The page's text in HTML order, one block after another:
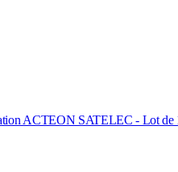
ACTEON SATELEC - Lot de